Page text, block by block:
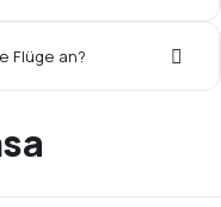
Flüge an?